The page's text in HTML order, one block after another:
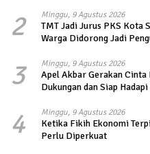
2 Minggu, 9 Agustus 2026
TMT Jadi Jurus PKS Kota
Warga Didorong Jadi
3 Minggu, 9 Agustus 2026
Apel Akbar Gerakan Cinta
Dukungan dan Siap
4 Minggu, 9 Agustus 2026
Ketika Fikih Ekonomi
Perlu Diperkuat